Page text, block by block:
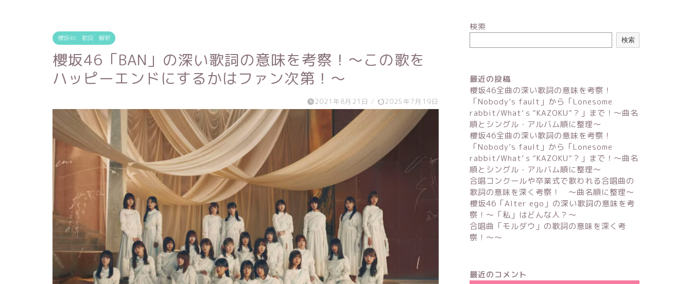
櫻坂46 歌詞 解釈
櫻坂46「BAN」の深い歌詞の意味を考察！〜この歌を
ハッピーエンドにするかはファン次第！〜
2021年8月21日 / 2025年7月19日
検索
検索
最近の投稿
櫻坂46全曲の深い歌詞の意味を考察！
「Nobody’s fault」から「Lonesome
rabbit/What’ｓ”KAZOKU”？」まで！〜曲名
順とシングル・アルバム順に整理～
櫻坂46全曲の深い歌詞の意味を考察！
「Nobody’s fault」から「Lonesome
rabbit/What’ｓ”KAZOKU”？」まで！〜曲名
順とシングル・アルバム順に整理～
合唱コンクールや卒業式で歌われる合唱曲の
歌詞の意味を深く考察！ 〜曲名順に整理〜
櫻坂46「Alter ego」の深い歌詞の意味を考
察！〜「私」はどんな人？～
合唱曲「モルダウ」の歌詞の意味を深く考
察！〜〜
最近のコメント